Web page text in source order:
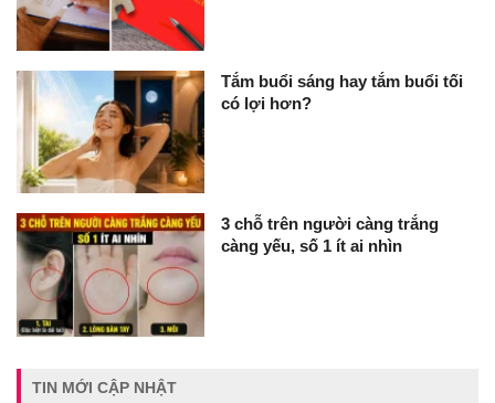
Tắm buổi sáng hay tắm buổi tối
có lợi hơn?
3 chỗ trên người càng trắng
càng yếu, số 1 ít ai nhìn
TIN MỚI CẬP NHẬT